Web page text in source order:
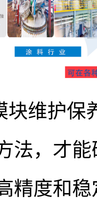
块维护保
法，才
精度和